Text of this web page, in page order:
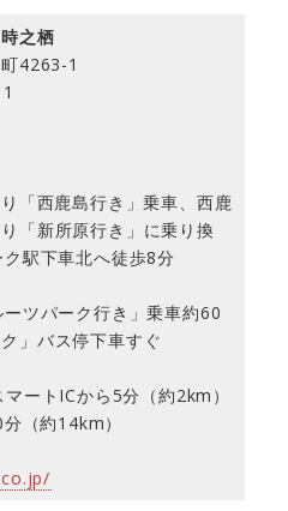
之栖
4263-1
「西鹿島行き」乗車、西鹿
「新所原行き」に乗り換
駅下車北へ徒歩8分
ツパーク行き」乗車約60
」バス停下車すぐ
ートICから5分（約2km）
（約14km）